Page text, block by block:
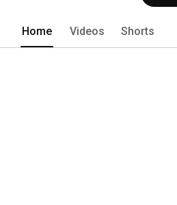
Home Videos Shorts